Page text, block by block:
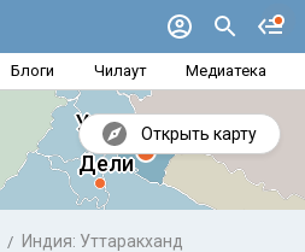
Блоги Чилаут Медиатека
Открыть карту
Уттаракханд
Индия: Уттаракханд